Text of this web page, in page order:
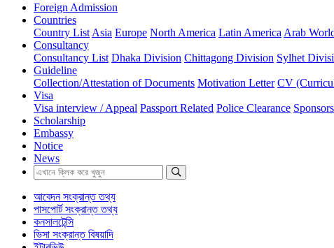
Foreign Admission
Countries
Country List Asia Europe North America Latin America Arab
Consultancy
Consultancy List Dhaka Division Chittagong Division Sylhet
Guideline
Collection/Attestation of Documents Motivation Letter CV
Visa
Visa interview / Appeal Passport Related Police Clearance
Scholarship
Embassy
Notice
News
আবেদন সংক্রান্ত তথ্য
পাসপোর্ট সংক্রান্ত তথ্য
কনসালটেন্সি
ভিসা সংক্রান্ত বিষয়াদি